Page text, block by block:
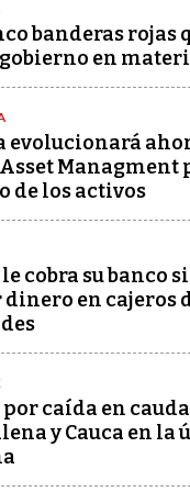
banderas rojas
en
evolucionará
Managment
de los activos
le cobra su banco
en cajeros
caída en
y Cauca en la